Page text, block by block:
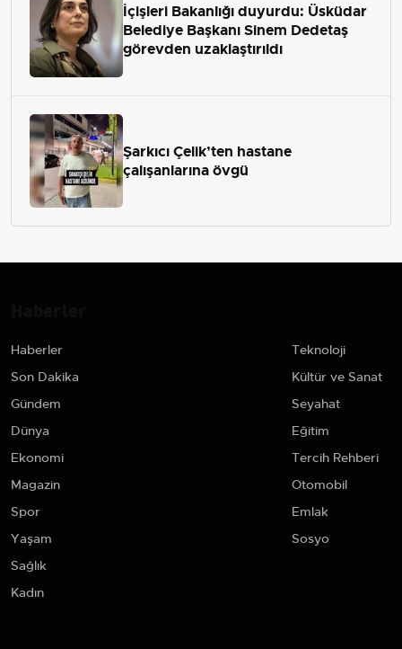
İçişleri Bakanlığı duyurdu: Üsküdar
Belediye Başkanı Sinem Dedetaş
görevden uzaklaştırıldı
Şarkıcı Çelik’ten hastane
çalışanlarına övgü
Haberler
Son Dakika
Gündem
Dünya
Ekonomi
Magazin
Spor
Yaşam
Sağlık
Kadın
Teknoloji
Kültür ve Sanat
Seyahat
Eğitim
Tercih Rehberi
Otomobil
Emlak
Sosyo